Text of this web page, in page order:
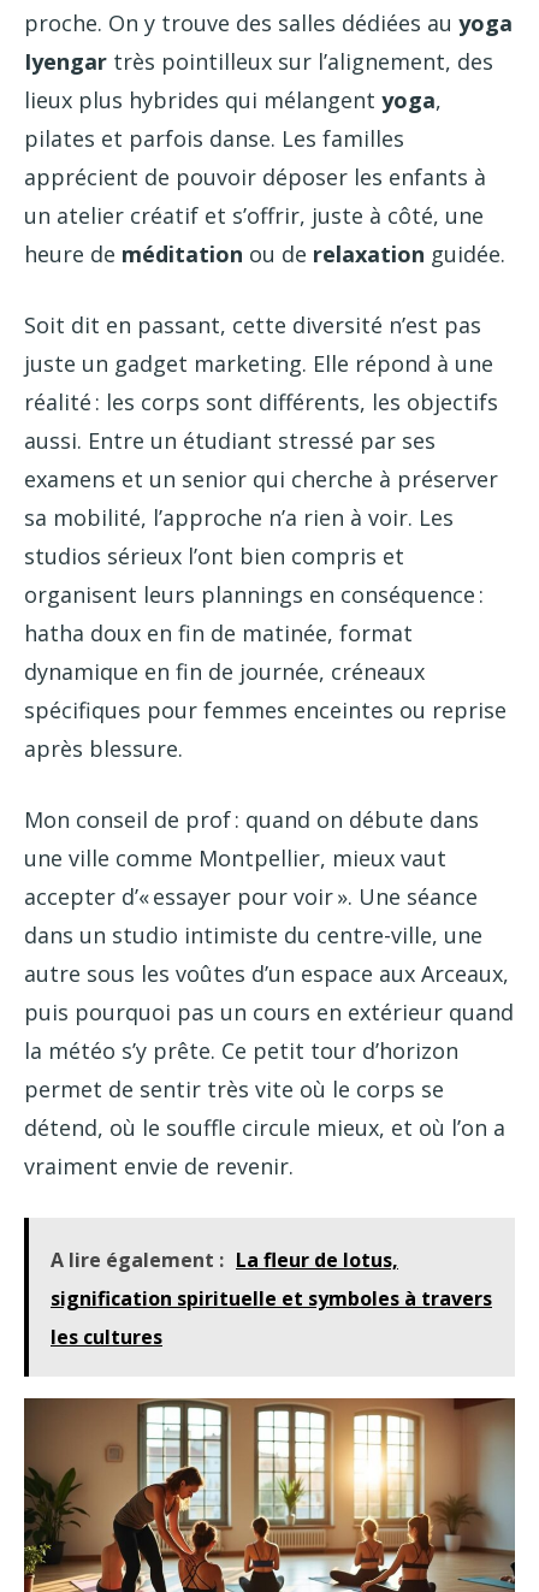
proche. On y trouve des salles dédiées au yoga
Iyengar très pointilleux sur l’alignement, des
lieux plus hybrides qui mélangent yoga,
pilates et parfois danse. Les familles
apprécient de pouvoir déposer les enfants à
un atelier créatif et s’offrir, juste à côté, une
heure de méditation ou de relaxation guidée.
Soit dit en passant, cette diversité n’est pas
juste un gadget marketing. Elle répond à une
réalité : les corps sont différents, les objectifs
aussi. Entre un étudiant stressé par ses
examens et un senior qui cherche à préserver
sa mobilité, l’approche n’a rien à voir. Les
studios sérieux l’ont bien compris et
organisent leurs plannings en conséquence :
hatha doux en fin de matinée, format
dynamique en fin de journée, créneaux
spécifiques pour femmes enceintes ou reprise
après blessure.
Mon conseil de prof : quand on débute dans
une ville comme Montpellier, mieux vaut
accepter d’« essayer pour voir ». Une séance
dans un studio intimiste du centre-ville, une
autre sous les voûtes d’un espace aux Arceaux,
puis pourquoi pas un cours en extérieur quand
la météo s’y prête. Ce petit tour d’horizon
permet de sentir très vite où le corps se
détend, où le souffle circule mieux, et où l’on a
vraiment envie de revenir.
A lire également : La fleur de lotus,
signification spirituelle et symboles à travers
les cultures